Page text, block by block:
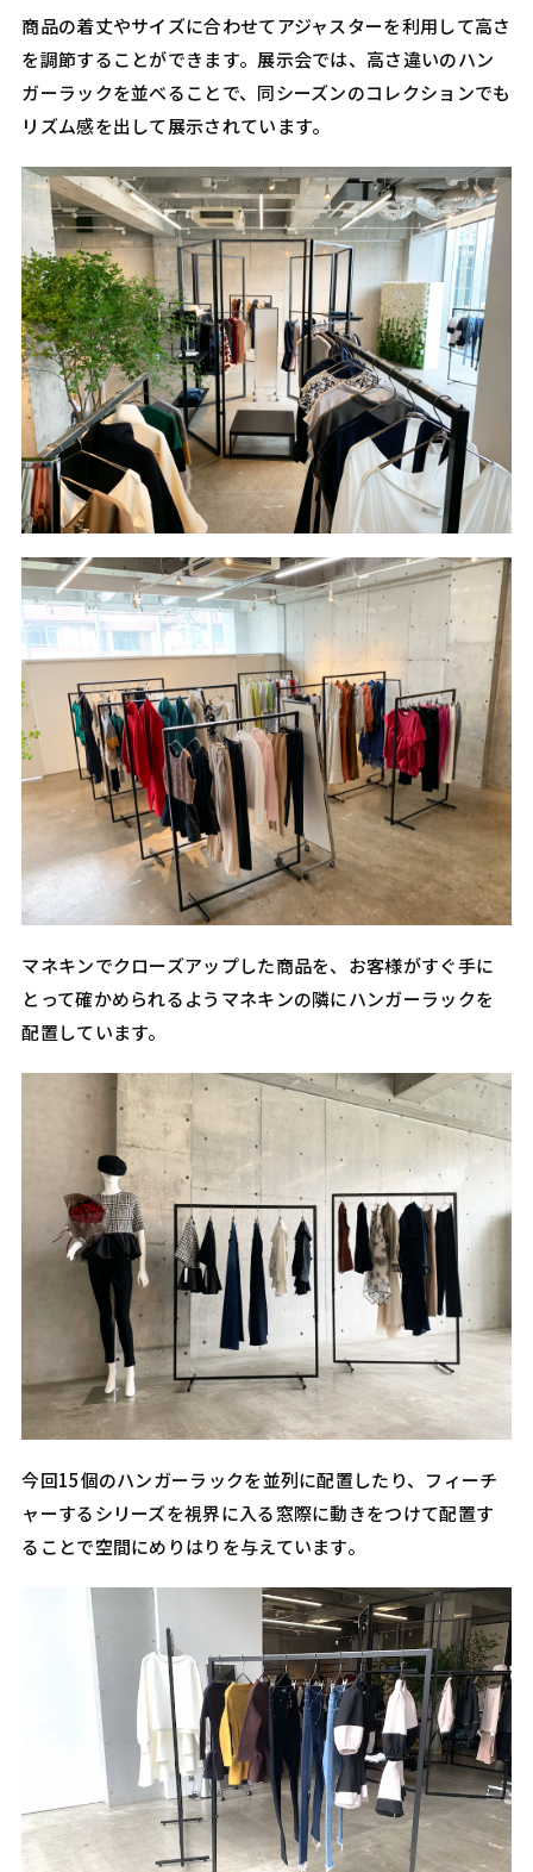
商品の着丈やサイズに合わせてアジャスターを利用して高さ
を調節することができます。展示会では、高さ違いのハン
ガーラックを並べることで、同シーズンのコレクションでも
リズム感を出して展示されています。
マネキンでクローズアップした商品を、お客様がすぐ手に
とって確かめられるようマネキンの隣にハンガーラックを
配置しています。
今回15個のハンガーラックを並列に配置したり、フィーチ
ャーするシリーズを視界に入る窓際に動きをつけて配置す
ることで空間にめりはりを与えています。